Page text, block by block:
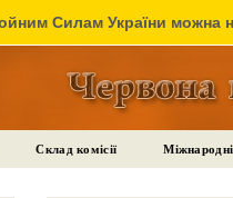
Силам України можна
Склад комісії